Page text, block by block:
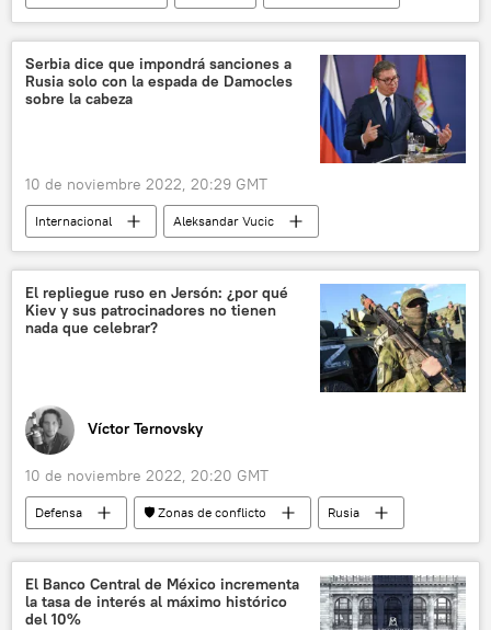
política
Congreso de Perú
📰 Crisis política en Perú tras la destitución de Castillo
Serbia dice que impondrá sanciones a
Rusia solo con la espada de Damocles
sobre la cabeza
10 de noviembre 2022, 20:29 GMT
Internacional
Aleksandar Vucic
Serbia
sanciones Rusia
El repliegue ruso en Jersón: ¿por qué
Kiev y sus patrocinadores no tienen
nada que celebrar?
Víctor Ternovsky
10 de noviembre 2022, 20:20 GMT
Defensa 🛡️ Zonas de conflicto
Rusia
Jersón
Ucrania
📰 Operación rusa de desmilitarización y desnazificación de Ucrania
El Banco Central de México incrementa
la tasa de interés al máximo histórico
del 10%